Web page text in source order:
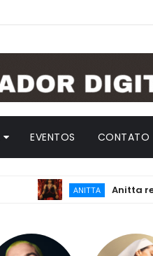
EVENTOS CONTATO
ANITTA Anitta revela